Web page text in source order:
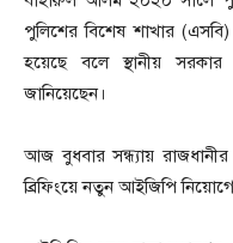
পুলিশের বিশেষ শাখার
হয়েছে বলে স্থানীয়
জানিয়েছেন।
আজ বুধবার সন্ধ্যায়
ব্রিফিংয়ে নতুন আইজিপি